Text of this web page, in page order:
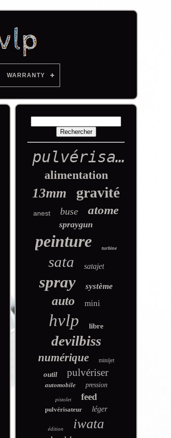
WARRANTY
pulvérisation
alimentation
13mm gravité
anest buse atome
spraygun
peinture turbine
sata satajet
spray système
auto mini
hvlp libre
devilbiss
numérique minijet
outil pulvériser
automobile pression
pistolet feed
pulvérisateur léger
édition iwata